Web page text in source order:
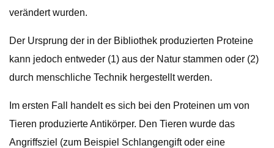
verändert wurden.
Der Ursprung der in der Bibliothek produzierten Proteine ​​
kann jedoch entweder (1) aus der Natur stammen oder (2)
durch menschliche Technik hergestellt werden.
Im ersten Fall handelt es sich bei den Proteinen um von
Tieren produzierte Antikörper. Den Tieren wurde das
Angriffsziel (zum Beispiel Schlangengift oder eine